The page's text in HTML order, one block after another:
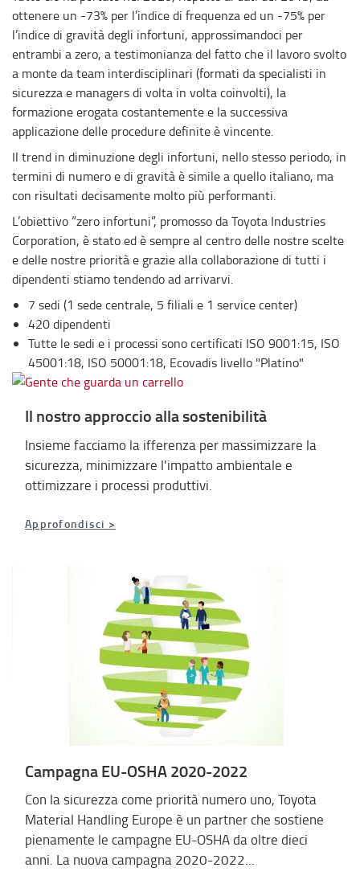
ottenere un -73% per l’indice di frequenza ed un -75% per
l’indice di gravità degli infortuni, approssimandoci per
entrambi a zero, a testimonianza del fatto che il lavoro svolto
a monte da team interdisciplinari (formati da specialisti in
sicurezza e managers di volta in volta coinvolti), la
formazione erogata costantemente e la successiva
applicazione delle procedure definite è vincente.
Il trend in diminuzione degli infortuni, nello stesso periodo, in
termini di numero e di gravità è simile a quello italiano, ma
con risultati decisamente molto più performanti.
L’obiettivo “zero infortuni”, promosso da Toyota Industries
Corporation, è stato ed è sempre al centro delle nostre scelte
e delle nostre priorità e grazie alla collaborazione di tutti i
dipendenti stiamo tendendo ad arrivarvi.
7 sedi (1 sede centrale, 5 filiali e 1 service center)
420 dipendenti
Tutte le sedi e i processi sono certificati ISO 9001:15, ISO
45001:18, ISO 50001:18, Ecovadis livello "Platino"
Il nostro approccio alla sostenibilità
Insieme facciamo la ifferenza per massimizzare la
sicurezza, minimizzare l'impatto ambientale e
ottimizzare i processi produttivi.
Approfondisci >
Campagna EU-OSHA 2020-2022
Con la sicurezza come priorità numero uno, Toyota
Material Handling Europe è un partner che sostiene
pienamente le campagne EU-OSHA da oltre dieci
anni. La nuova campagna 2020-2022...